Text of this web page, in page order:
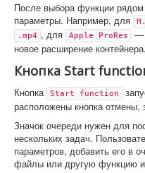
После выбора функции
параметры. Например, для
.mp4 , для Apple ProRes —
новое расширение контейнера.
Кнопка Start
Кнопка Start function
расположены кнопка отмены,
Значок очереди нужен для
нескольких задач.
параметров, добавить его в
файлы или другую функцию